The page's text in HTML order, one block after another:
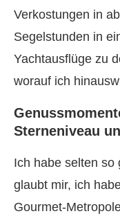
Verkostungen in
Segelstunden in
Yachtausflüge zu
worauf ich
Sterneniveau
Ich habe selten so
glaubt mir, ich
Gourmet-